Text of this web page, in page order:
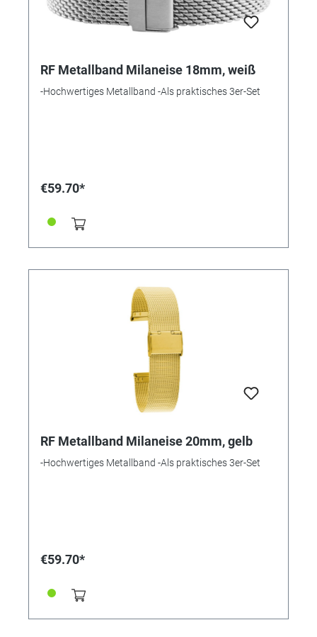
RF Metallband Milaneise 18mm, weiß
-Hochwertiges Metallband -Als praktisches 3er-Set
€59.70*
RF Metallband Milaneise 20mm, gelb
-Hochwertiges Metallband -Als praktisches 3er-Set
€59.70*